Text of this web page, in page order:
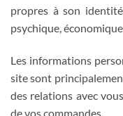
propres à son
psychique,
Les informations
site sont
des relations avec
de vos commandes.